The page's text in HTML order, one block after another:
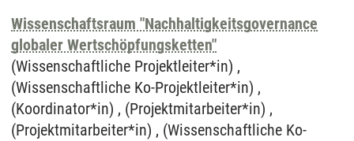
Wissenschaftsraum "Nachhaltigkeitsgovernance
globaler Wertschöpfungsketten"
(Wissenschaftliche Projektleiter*in) ,
(Wissenschaftliche Ko-Projektleiter*in) ,
(Koordinator*in) , (Projektmitarbeiter*in) ,
(Projektmitarbeiter*in) , (Wissenschaftliche Ko-